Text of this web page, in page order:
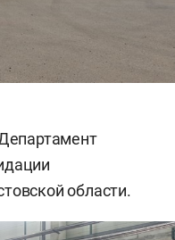
области.